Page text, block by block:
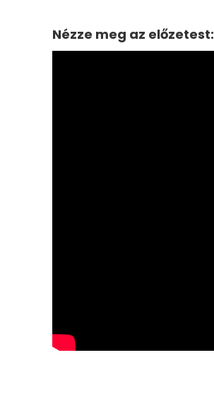
Nézze meg az előzetest: